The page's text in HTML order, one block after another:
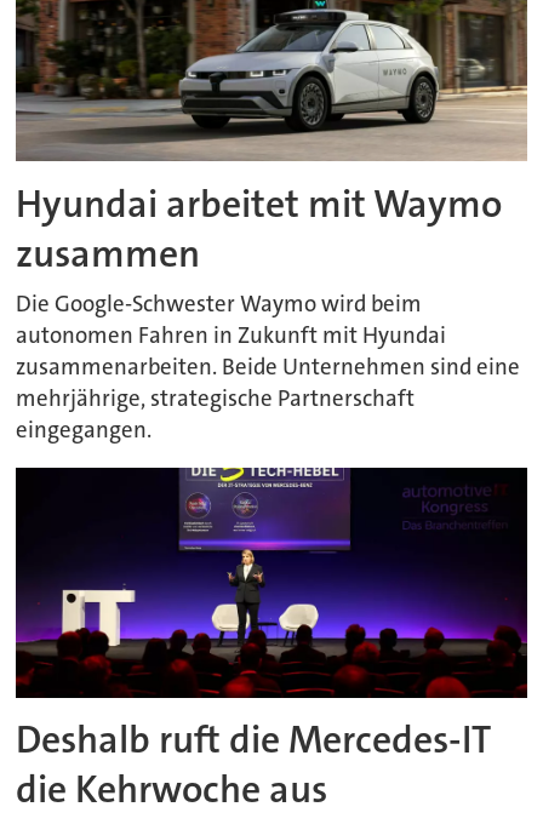
Hyundai arbeitet mit Waymo
zusammen
Die Google-Schwester Waymo wird beim
autonomen Fahren in Zukunft mit Hyundai
zusammenarbeiten. Beide Unternehmen sind eine
mehrjährige, strategische Partnerschaft
eingegangen.
Deshalb ruft die Mercedes-IT
die Kehrwoche aus